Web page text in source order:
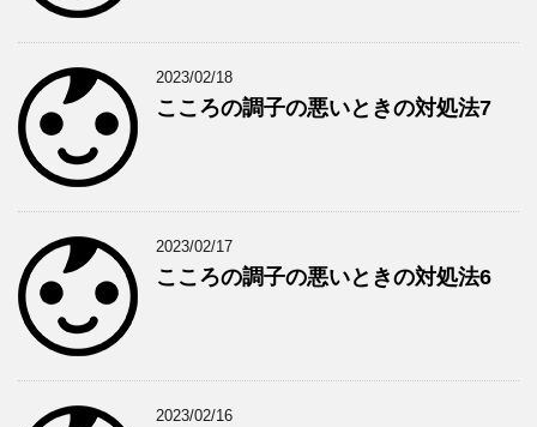
2023/02/18
こころの調子の悪いときの対処法7
2023/02/17
こころの調子の悪いときの対処法6
2023/02/16